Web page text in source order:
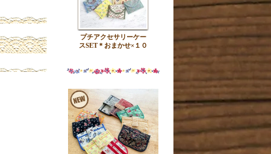
プチアクセサリーケー
スSET＊おまかせ×１０